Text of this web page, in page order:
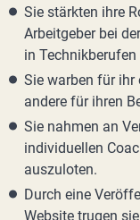
Sie stärkten ihre
Arbeitgeber bei
in Technikberufen
Sie warben für ihr
andere für ihren
Sie nahmen an
individuellen
auszuloten.
Durch eine
Website trugen